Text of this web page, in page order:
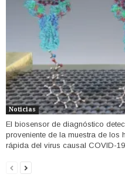
Noticias
El biosensor de diagnóstico
proveniente de la muestra de los
rápida del virus causal COVID-